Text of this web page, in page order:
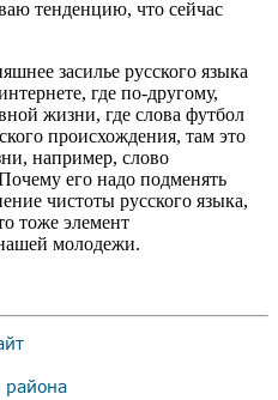
тенденцию, что сейчас
засилье русского языка
где по-другому,
жизни, где слова футбол
происхождения, там это
например, слово
его надо подменять
чистоты русского языка,
тоже элемент
молодежи.